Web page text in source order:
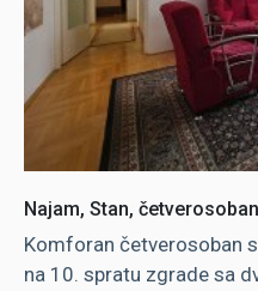
Najam, Stan,
Komforan četverosoban
na 10. spratu zgrade sa